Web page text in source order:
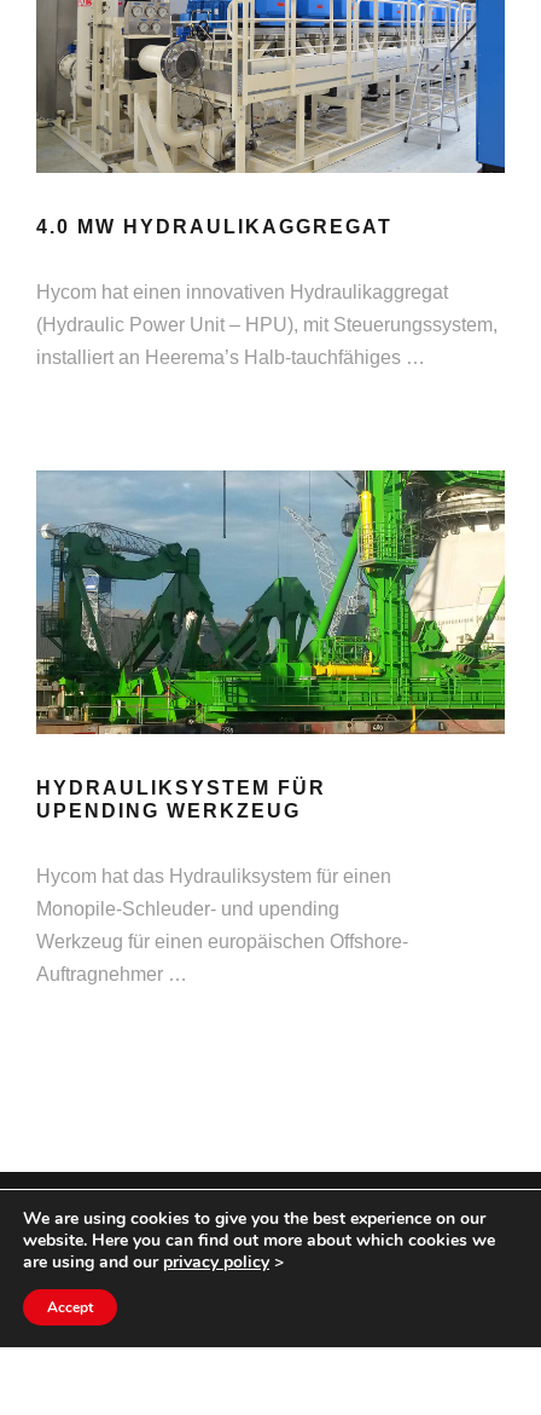
4.0 MW HYDRAULIKAGGREGAT
Hycom hat einen innovativen Hydraulikaggregat
(Hydraulic Power Unit – HPU), mit Steuerungssystem,
installiert an Heerema’s Halb-tauchfähiges …
HYDRAULIKSYSTEM FÜR
UPENDING WERKZEUG
Hycom hat das Hydrauliksystem für einen
Monopile-Schleuder- und upending
Werkzeug für einen europäischen Offshore-
Auftragnehmer …
COPYRIGHT HYCOM ALL RIGHTS RESERVED |
IMPRINT|TERMS & CONDITIONS
We are using cookies to give you the best experience on our
website. Here you can find out more about which cookies we
are using and our privacy policy>
Accept